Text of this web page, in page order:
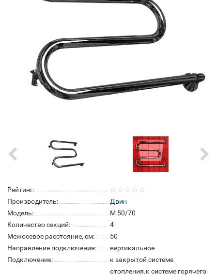
Рейтинг:
Производитель:
Двин
Модель:
M 50/70
Количество секций:
4
Межосевое расстояние, см:
50
Направление подключения:
вертикальное
Подключение:
к закрытой системе
отопления.к системе горячего